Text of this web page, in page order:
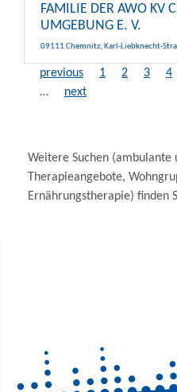
FAMILIE DER AWO KV
UMGEBUNG E. V.
09111 Chemnitz, Karl-Liebknecht-
previous 1 2 3 4
…
next
Weitere Suchen (ambulante
Therapieangebote,
Ernährungstherapie) finden